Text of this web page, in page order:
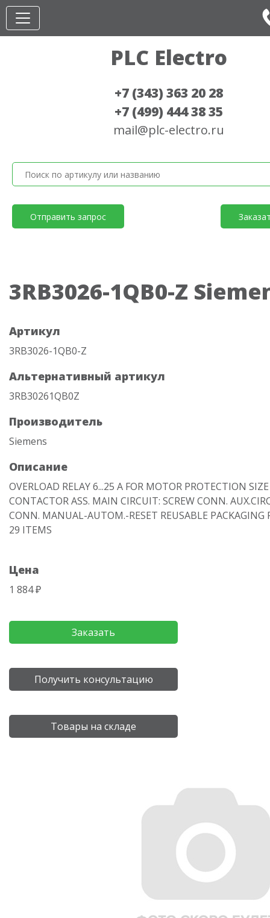
PLC Electro
+7 (343) 363 20 28
+7 (499) 444 38 35
mail@plc-electro.ru
Отправить запрос
3RB3026-1QB0-Z
Артикул
3RB3026-1QB0-Z
Альтернативный артикул
3RB30261QB0Z
Производитель
Siemens
Описание
OVERLOAD RELAY 6...25 A FOR MOTOR PROTECTION
CONTACTOR ASS. MAIN CIRCUIT: SCREW CONN.
CONN. MANUAL-AUTOM.-RESET REUSABLE PACKAGING
29 ITEMS
Цена
1 884 ₽
Заказать
Получить консультацию
Товары на складе